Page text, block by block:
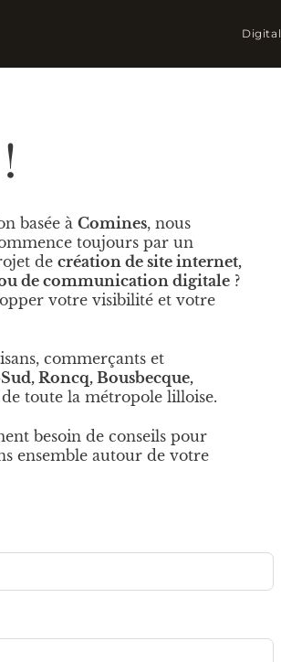
Digital
basée à Comines, nous
toujours par un
de création de site internet,
de communication digitale ?
votre visibilité et votre
commerçants et
Roncq, Bousbecque,
toute la métropole lilloise.
besoin de conseils pour
ensemble autour de votre